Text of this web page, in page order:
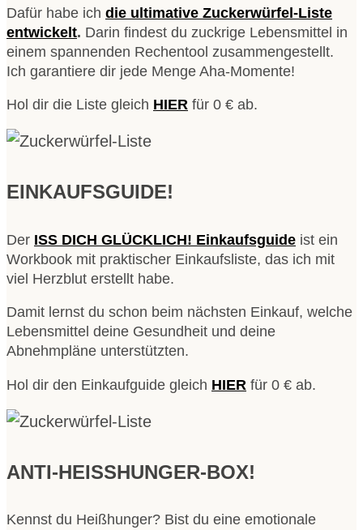
Dafür habe ich die ultimative Zuckerwürfel-Liste
entwickelt. Darin findest du zuckrige Lebensmittel in
einem spannenden Rechentool zusammengestellt.
Ich garantiere dir jede Menge Aha-Momente!
Hol dir die Liste gleich HIER für 0 € ab.
EINKAUFSGUIDE!
Der ISS DICH GLÜCKLICH! Einkaufsguide ist ein
Workbook mit praktischer Einkaufsliste, das ich mit
viel Herzblut erstellt habe.
Damit lernst du schon beim nächsten Einkauf, welche
Lebensmittel deine Gesundheit und deine
Abnehmpläne unterstützten.
Hol dir den Einkaufguide gleich HIER für 0 € ab.
ANTI-HEISSHUNGER-BOX!
Kennst du Heißhunger? Bist du eine emotionale